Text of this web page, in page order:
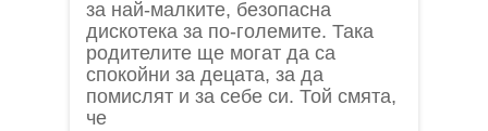
за най-малките, безопасна
дискотека за по-големите. Така
родителите ще могат да са
спокойни за децата, за да
помислят и за себе си. Той смята,
че